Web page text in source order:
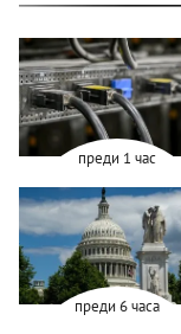
преди 1 час
преди 6 часа